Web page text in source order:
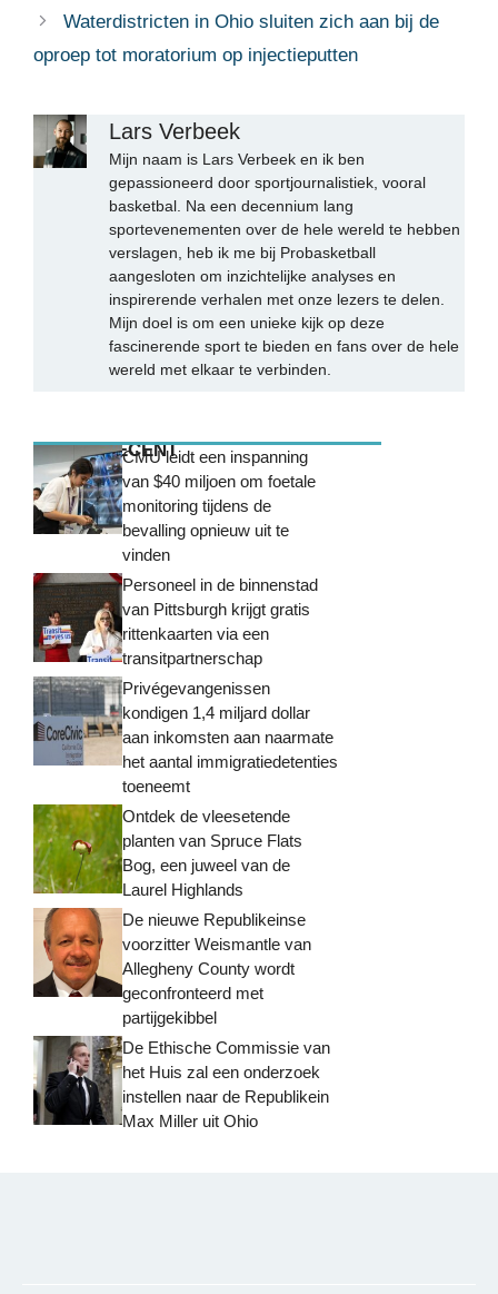
Waterdistricten in Ohio sluiten zich aan bij de
oproep tot moratorium op injectieputten
Lars Verbeek
Mijn naam is Lars Verbeek en ik ben
gepassioneerd door sportjournalistiek, vooral
basketbal. Na een decennium lang
sportevenementen over de hele wereld te hebben
verslagen, heb ik me bij Probasketball
aangesloten om inzichtelijke analyses en
inspirerende verhalen met onze lezers te delen.
Mijn doel is om een unieke kijk op deze
fascinerende sport te bieden en fans over de hele
wereld met elkaar te verbinden.
MEEST RECENTCMU leidt een inspanning
van $40 miljoen om foetale
monitoring tijdens de
bevalling opnieuw uit te
vinden
Personeel in de binnenstad
van Pittsburgh krijgt gratis
rittenkaarten via een
transitpartnerschap
Privégevangenissen
kondigen 1,4 miljard dollar
aan inkomsten aan naarmate
het aantal immigratiedetenties
toeneemt
Ontdek de vleesetende
planten van Spruce Flats
Bog, een juweel van de
Laurel Highlands
De nieuwe Republikeinse
voorzitter Weismantle van
Allegheny County wordt
geconfronteerd met
partijgekibbel
De Ethische Commissie van
het Huis zal een onderzoek
instellen naar de Republikein
Max Miller uit Ohio